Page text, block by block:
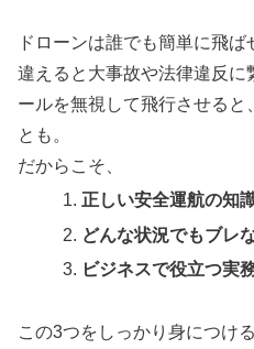
ドローンは誰でも簡単に飛
違えると大事故や法律違反
ールを無視して飛行させると
とも。
だからこそ、
正しい安全運航の知
どんな状況でもブレ
ビジネスで役立つ実
この3つをしっかり身につけ